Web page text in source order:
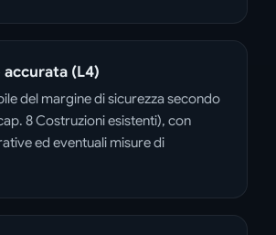
accurata (L4)
del margine di sicurezza secondo
8 Costruzioni esistenti), con
ed eventuali misure di